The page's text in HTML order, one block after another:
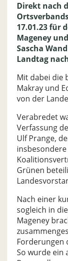
Direkt nach
17.01.23 für
Mageney
Sascha
Landtag
Mit dabei die
Makray und
von der
Verabredet
Verfassung
Ulf Prange,
insbesondere
Grünen
Nach einer
sogleich in
Mageney
Forderungen
So wurde ein